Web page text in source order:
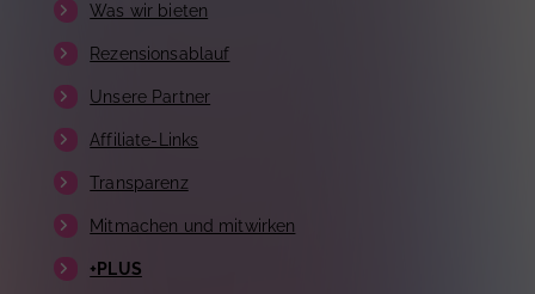
Was wir bieten
Rezensionsablauf
Unsere Partner
Affiliate-Links
Transparenz
Mitmachen und mitwirken
+PLUS